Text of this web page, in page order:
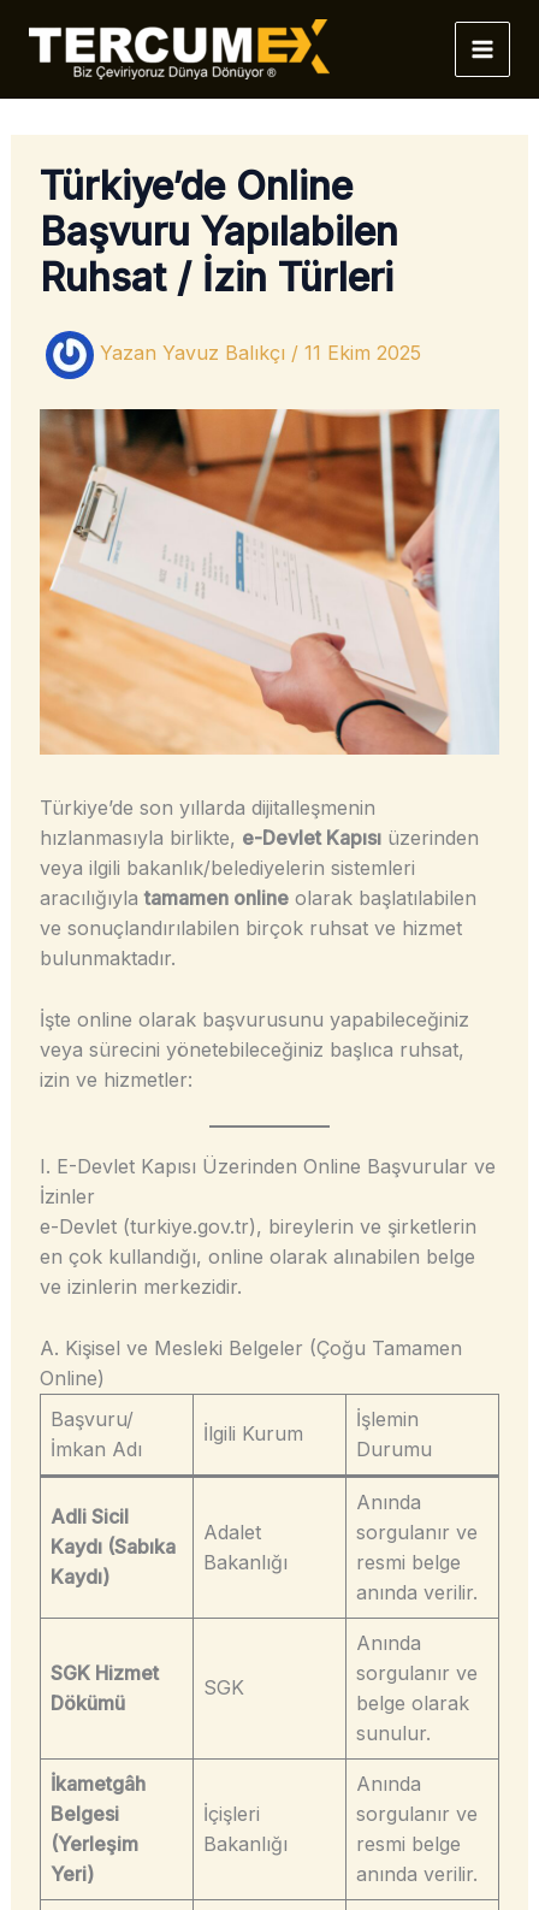
atla
Türkiye’de Online
Başvuru Yapılabilen
Ruhsat / İzin Türleri
Yazan Yavuz Balıkçı / 11 Ekim 2025
Türkiye’de son yıllarda dijitalleşmenin
hızlanmasıyla birlikte, e-Devlet Kapısıüzerinden
veya ilgili bakanlık/belediyelerin sistemleri
aracılığıylatamamen onlineolarak başlatılabilen
ve sonuçlandırılabilen birçok ruhsat ve hizmet
bulunmaktadır.
İşte online olarak başvurusunu yapabileceğiniz
veya sürecini yönetebileceğiniz başlıca ruhsat,
izin ve hizmetler:
I. E-Devlet Kapısı Üzerinden Online Başvurular ve
İzinler
e-Devlet (turkiye.gov.tr), bireylerin ve şirketlerin
en çok kullandığı, online olarak alınabilen belge
ve izinlerin merkezidir.
A. Kişisel ve Mesleki Belgeler (Çoğu Tamamen
Online)
Başvuru/
İmkan Adı
İlgili Kurum
İşlemin
Durumu
Adli Sicil
Kaydı (Sabıka
Kaydı)
Adalet
Bakanlığı
Anında
sorgulanır ve
resmi belge
anında verilir.
SGK Hizmet
Dökümü
SGK
Anında
sorgulanır ve
belge olarak
sunulur.
İkametgâh
Belgesi
(Yerleşim
Yeri)
İçişleri
Bakanlığı
Anında
sorgulanır ve
resmi belge
anında verilir.